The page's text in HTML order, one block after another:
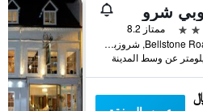
شرو
ممتاز 8.2
15 Bellstone Road, شروزبري, المملكة المتحدة